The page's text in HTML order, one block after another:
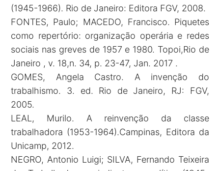
(1945-1966). Rio de Janeiro: Editora FGV, 2008.
FONTES, Paulo; MACEDO, Francisco. Piquetes
como repertório: organização operária e redes
sociais nas greves de 1957 e 1980. Topoi,Rio de
Janeiro , v. 18,n. 34, p. 23-47, Jan. 2017 .
GOMES, Angela Castro. A invenção do
trabalhismo. 3. ed. Rio de Janeiro, RJ: FGV,
2005.
LEAL, Murilo. A reinvenção da classe
trabalhadora (1953-1964).Campinas, Editora da
Unicamp, 2012.
NEGRO, Antonio Luigi; SILVA, Fernando Teixeira